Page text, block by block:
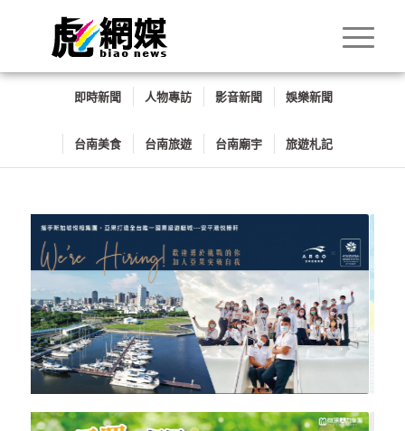
即時新聞 人物專訪 影音新聞 娛樂新聞
台南美食 台南旅遊 台南廟宇 旅遊札記